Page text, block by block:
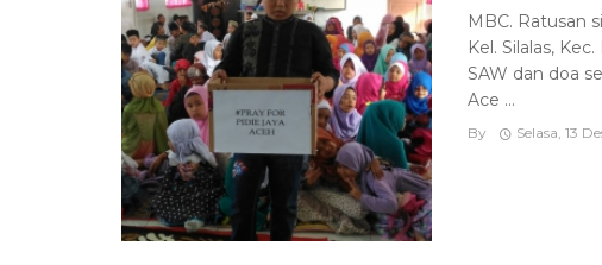
MBC. Ratusan
Kel. Silalas,
SAW dan doa
Ace ...
By Selasa, 13